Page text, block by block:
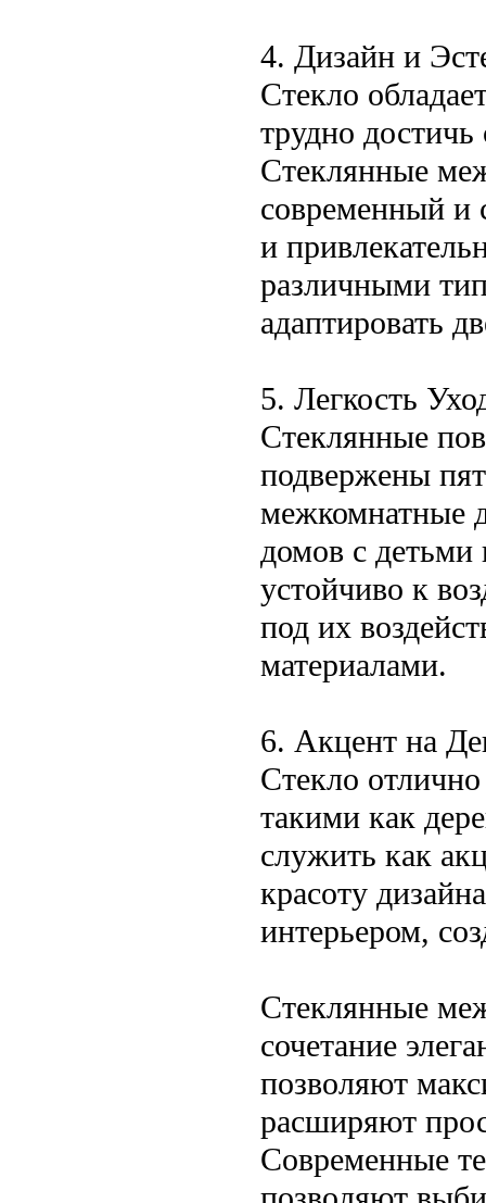
4. Дизайн и
Стекло
трудно
Стеклянные
современный и
и
различными
адаптировать
5. Легкость
Стеклянные
подвержены
межкомнатные
домов с
устойчиво к
под их
материалами.
6. Акцент на
Стекло
такими как
служить как
красоту
интерьером,
Стеклянные
сочетание
позволяют
расширяют
Современные